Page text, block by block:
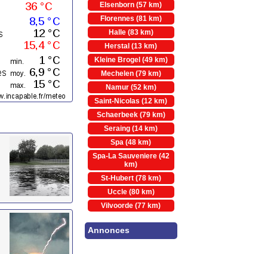
Elsenborn (57 km)
Florennes (81 km)
Halle (83 km)
Herstal (13 km)
Kleine Brogel (49 km)
Mechelen (79 km)
Namur (52 km)
Saint-Nicolas (12 km)
Schaerbeek (79 km)
Seraing (14 km)
Spa (48 km)
Spa-La Sauveniere (42
km)
St-Hubert (78 km)
Uccle (80 km)
Vilvoorde (77 km)
Annonces